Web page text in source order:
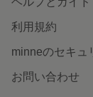
利用規約
minneのセキュ
お問い合わせ